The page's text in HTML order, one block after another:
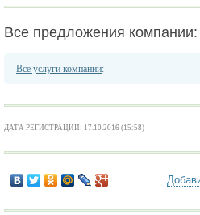
Все предложения компании:
Все услуги компании:
ДАТА РЕГИСТРАЦИИ: 17.10.2016 (15:58)